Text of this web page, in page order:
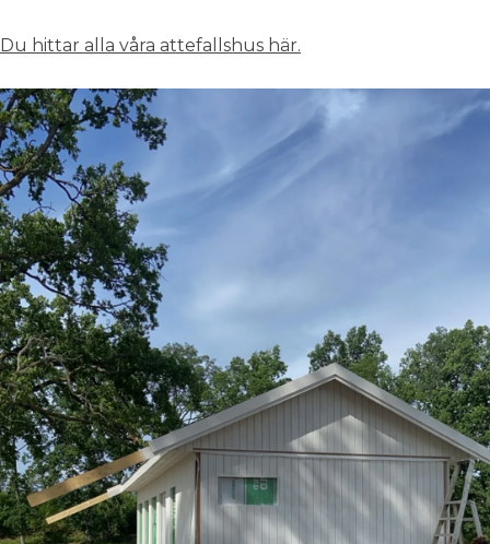
Du hittar alla våra attefallshus här.